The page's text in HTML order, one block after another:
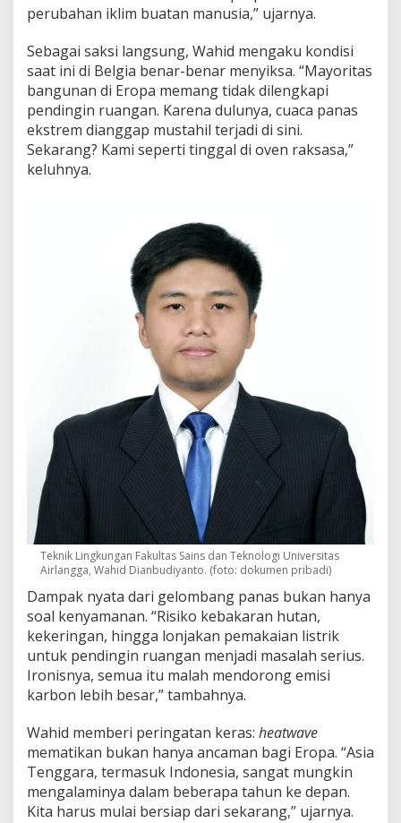
perubahan iklim buatan manusia,” ujarnya.
Sebagai saksi langsung, Wahid mengaku kondisi
saat ini di Belgia benar-benar menyiksa. “Mayoritas
bangunan di Eropa memang tidak dilengkapi
pendingin ruangan. Karena dulunya, cuaca panas
ekstrem dianggap mustahil terjadi di sini.
Sekarang? Kami seperti tinggal di oven raksasa,”
keluhnya.
Teknik Lingkungan Fakultas Sains dan Teknologi Universitas
Airlangga, Wahid Dianbudiyanto. (foto: dokumen pribadi)
Dampak nyata dari gelombang panas bukan hanya
soal kenyamanan. “Risiko kebakaran hutan,
kekeringan, hingga lonjakan pemakaian listrik
untuk pendingin ruangan menjadi masalah serius.
Ironisnya, semua itu malah mendorong emisi
karbon lebih besar,” tambahnya.
Wahid memberi peringatan keras: heatwave
mematikan bukan hanya ancaman bagi Eropa. “Asia
Tenggara, termasuk Indonesia, sangat mungkin
mengalaminya dalam beberapa tahun ke depan.
Kita harus mulai bersiap dari sekarang,” ujarnya.